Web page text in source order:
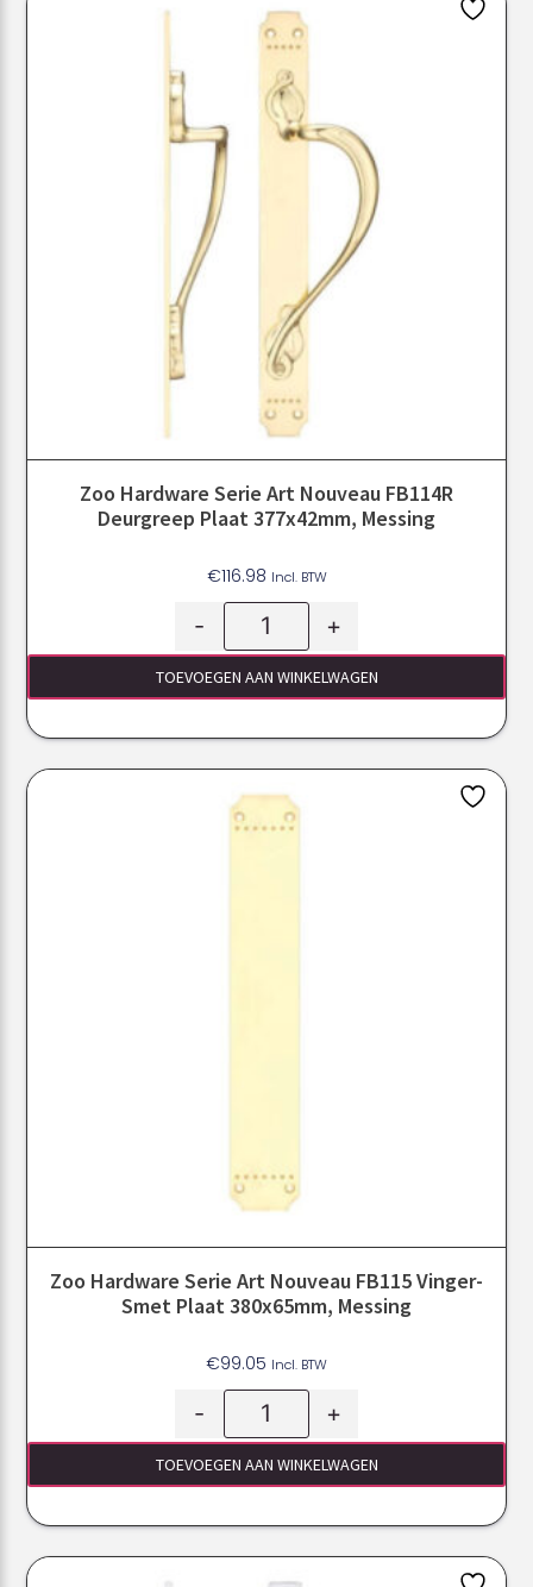
Zoo Hardware Serie Art Nouveau FB114R
Deurgreep Plaat 377x42mm, Messing
€116.98 Incl. BTW
- +
TOEVOEGEN AAN WINKELWAGEN
Zoo Hardware Serie Art Nouveau FB115 Vinger-
Smet Plaat 380x65mm, Messing
€99.05 Incl. BTW
- +
TOEVOEGEN AAN WINKELWAGEN